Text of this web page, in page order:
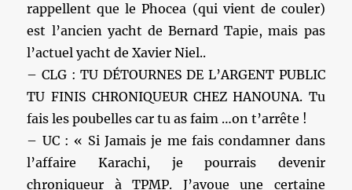
rappellent que le Phocea (qui vient de couler)
est l’ancien yacht de Bernard Tapie, mais pas
l’actuel yacht de Xavier Niel..
– CLG : TU DÉTOURNES DE L’ARGENT PUBLIC
TU FINIS CHRONIQUEUR CHEZ HANOUNA. Tu
fais les poubelles car tu as faim …on t’arrête !
– UC : « Si Jamais je me fais condamner dans
l’affaire Karachi, je pourrais devenir
chroniqueur à TPMP. J’avoue une certaine